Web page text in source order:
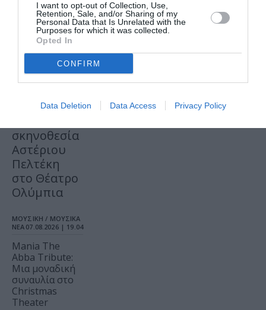
I want to opt-out of Collection, Use,
Retention, Sale, and/or Sharing of my
Personal Data that Is Unrelated with the
Purposes for which it was collected.
Opted In
CONFIRM
Data Deletion Data Access Privacy Policy
ΘΕΑΤΡΟ - ΧΟΡΟΣ /
07.08.2026 | 20.02
Αυτή η
μένει, του
Αλεξανδρή
σκηνοθεσία
Αστέριου
Πελτέκη
στο Θέατρο
Ολύμπια
ΜΟΥΣΙΚΗ / ΜΟΥΣΙΚΑ
ΝΕΑ 07.08.2026 | 19.04
Mania The
Abba Tribute:
Μια μοναδική
συναυλία στο
Christmas
Theater